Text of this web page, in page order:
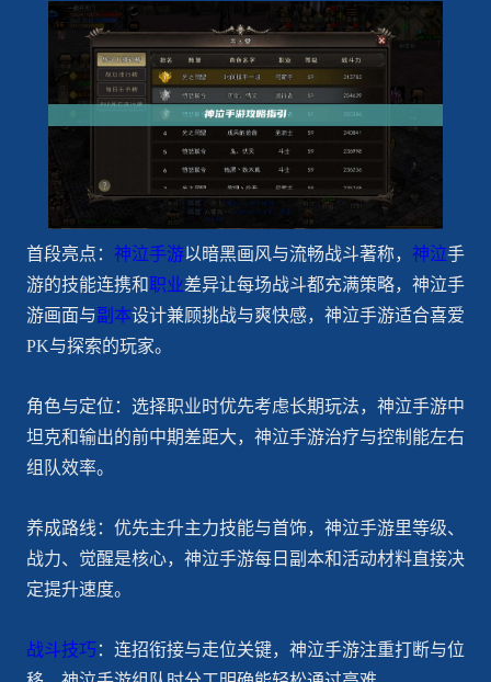
首段亮点： 神泣手游以暗黑画风与流畅战斗著称， 神泣手
游的技能连携和职业差异让每场战斗都充满策略，神泣手
游画面与副本设计兼顾挑战与爽快感，神泣手游适合喜爱
PK与探索的玩家。
角色与定位：选择职业时优先考虑长期玩法，神泣手游中
坦克和输出的前中期差距大，神泣手游治疗与控制能左右
组队效率。
养成路线：优先主升主力技能与首饰，神泣手游里等级、
战力、觉醒是核心，神泣手游每日副本和活动材料直接决
定提升速度。
战斗技巧 ：连招衔接与走位关键，神泣手游注重打断与位